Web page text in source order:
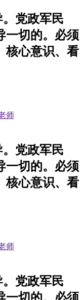
党政军民
一切的。必须
核心意识、看
师
党政军民
一切的。必须
核心意识、看
师
党政军民
一切的。必须